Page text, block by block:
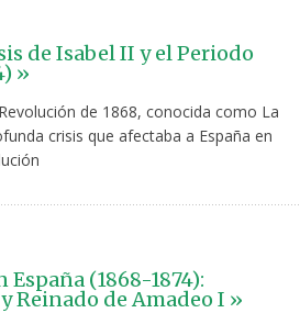
de Isabel II y el Periodo
»
de 1868, conocida como La
crisis que afectaba a España en
(1868-1874):
Reinado de Amadeo I »